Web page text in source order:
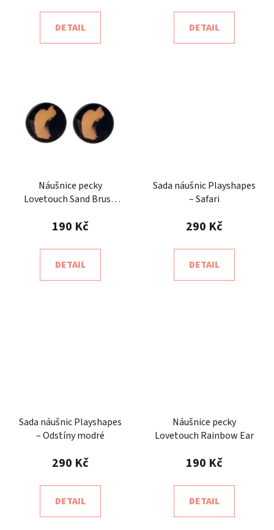
DETAIL DETAIL
Náušnice pecky
Lovetouch Sand Brush
190 Kč
DETAIL
Sada náušnic Playshapes
– Safari
290 Kč
DETAIL
Sada náušnic Playshapes
– Odstíny modré
290 Kč
DETAIL
Náušnice pecky
Lovetouch Rainbow Ear
190 Kč
DETAIL